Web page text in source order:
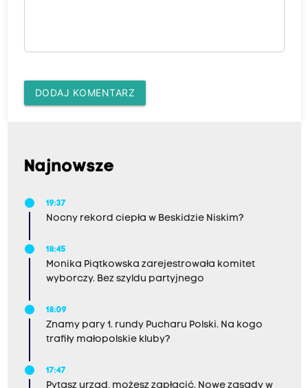
DODAJ KOMENTARZ
Najnowsze
19:37
Nocny rekord ciepła w Beskidzie Niskim?
18:45
Monika Piątkowska zarejestrowała komitet
wyborczy. Bez szyldu partyjnego
18:09
Znamy pary 1. rundy Pucharu Polski. Na kogo
trafiły małopolskie kluby?
17:47
Pytasz urząd, możesz zapłacić. Nowe zasady w